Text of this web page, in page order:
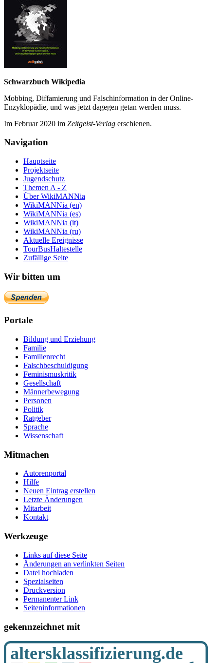
Schwarzbuch Wikipedia
Mobbing, Diffamierung und Falsch­information in der Online-
Enzyklo­pädie, und was jetzt da­gegen getan werden muss.
Im Februar 2020 im Zeit­geist-Verlag erschienen.
Navigation
Hauptseite
Projektseite
Jugendschutz
Themen A - Z
Über WikiMANNia
WikiMANNia (en)
WikiMANNia (es)
WikiMANNia (it)
WikiMANNia (ru)
Aktuelle Ereignisse
TourBusHaltestelle
Zufällige Seite
Wir bitten um
Portale
Bildung und Erziehung
Familie
Familienrecht
Falschbeschuldigung
Feminismuskritik
Gesellschaft
Männerbewegung
Personen
Politik
Ratgeber
Sprache
Wissenschaft
Mitmachen
Autorenportal
Hilfe
Neuen Eintrag erstellen
Letzte Änderungen
Mitarbeit
Kontakt
Werkzeuge
Links auf diese Seite
Änderungen an verlinkten Seiten
Datei hochladen
Spezialseiten
Druckversion
Permanenter Link
Seiten­­informationen
gekennzeichnet mit